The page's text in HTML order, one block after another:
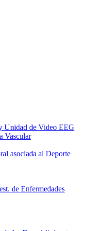
Unidad de Video EEG
Vascular
asociada al Deporte
de Enfermedades